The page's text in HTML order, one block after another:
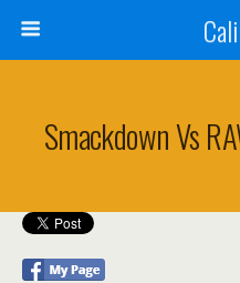
Smackdown Vs